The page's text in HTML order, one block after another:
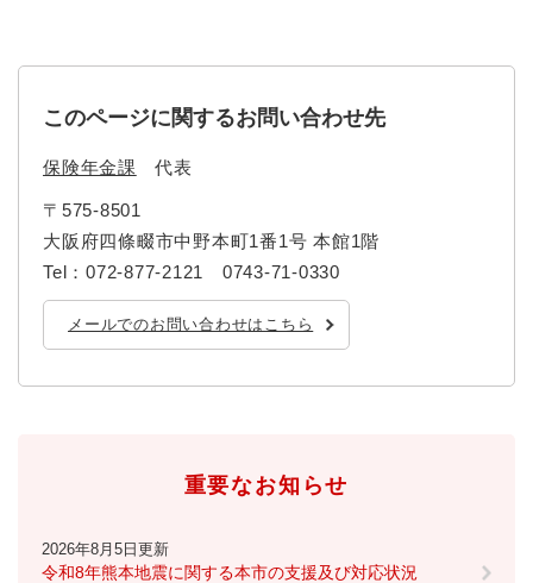
このページに関するお問い合わせ先
保険年金課 代表
〒575-8501
大阪府四條畷市中野本町1番1号 本館1階
Tel：072-877-2121 0743-71-0330
メールでのお問い合わせはこちら
重要なお知らせ
2026年8月5日更新
令和8年熊本地震に関する本市の支援及び対応状況